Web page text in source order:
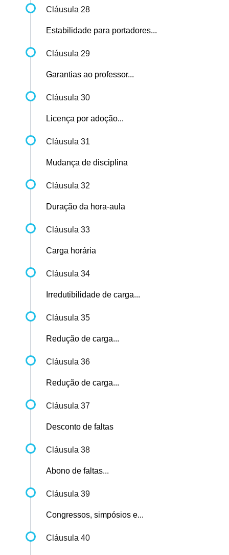
Cláusula 28
Estabilidade para portadores...
Cláusula 29
Garantias ao professor...
Cláusula 30
Licença por adoção...
Cláusula 31
Mudança de disciplina
Cláusula 32
Duração da hora-aula
Cláusula 33
Carga horária
Cláusula 34
Irredutibilidade de carga...
Cláusula 35
Redução de carga...
Cláusula 36
Redução de carga...
Cláusula 37
Desconto de faltas
Cláusula 38
Abono de faltas...
Cláusula 39
Congressos, simpósios e...
Cláusula 40